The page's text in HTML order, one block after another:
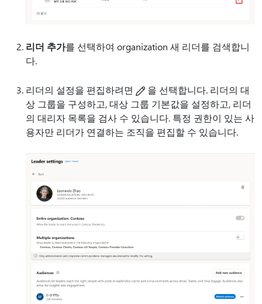
리더 추가를 선택하여 organization 새 리더를 검색합니
다.
리더의 설정을 편집하려면
을 선택합니다. 리더의 대
상 그룹을 구성하고, 대상 그룹 기본값을 설정하고, 리더
의 대리자 목록을 검사 수 있습니다. 특정 권한이 있는 사
용자만 리더가 연결하는 조직을 편집할 수 있습니다.